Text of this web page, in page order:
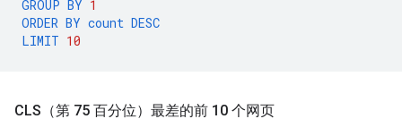
GROUP BY 1
ORDER BY count DESC
LIMIT 10
CLS（第 75 百分位）最差的前 10 个网页